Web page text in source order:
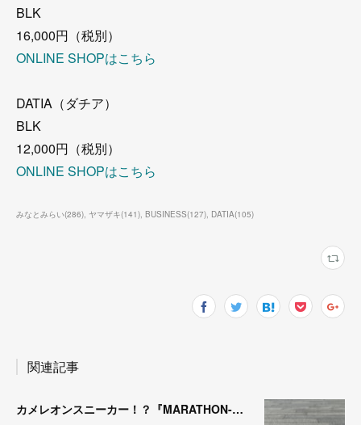
BLK
16,000円（税別）
ONLINE SHOPはこちら
DATIA（ダチア）
BLK
12,000円（税別）
ONLINE SHOPはこちら
みなとみらい(286) ヤマザキ(141) BUSINESS(127) DATIA(105)
関連記事
カメレオンスニーカー！？『MARATHON-NTRAL』『STADIUM-NTRAL』